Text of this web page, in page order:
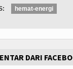
hemat-energi
DARI